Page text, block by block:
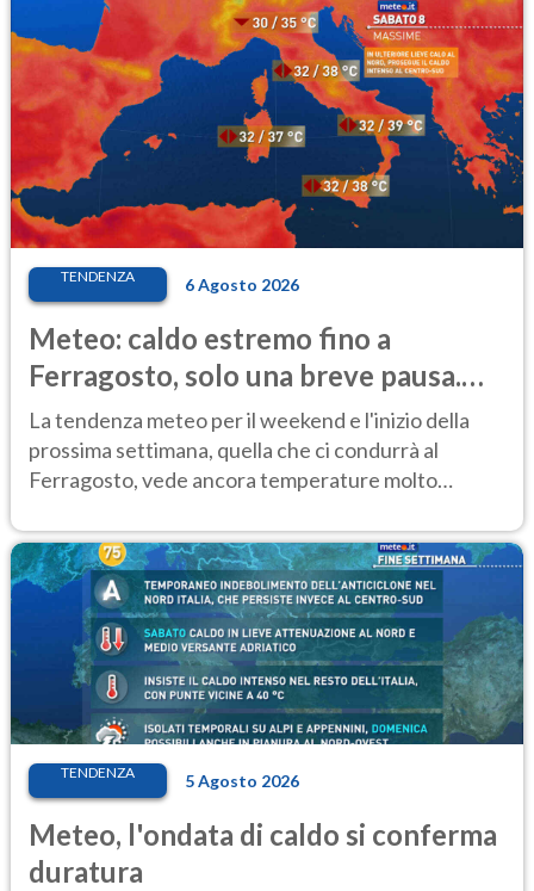
TENDENZA 6 Agosto 2026
Meteo: caldo estremo fino a
Ferragosto, solo una breve pausa.
Ecco dove
La tendenza meteo per il weekend e l'inizio della
prossima settimana, quella che ci condurrà al
Ferragosto, vede ancora temperature molto
TENDENZA 5 Agosto 2026
Meteo, l'ondata di caldo si conferma
duratura